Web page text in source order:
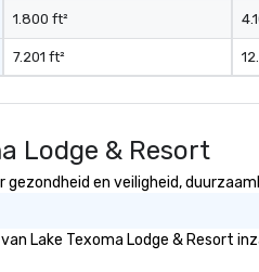
1.800 ft²
7.201 ft²
Lodge & Resort
en veiligheid,
Lake Texoma Lodge & Resort